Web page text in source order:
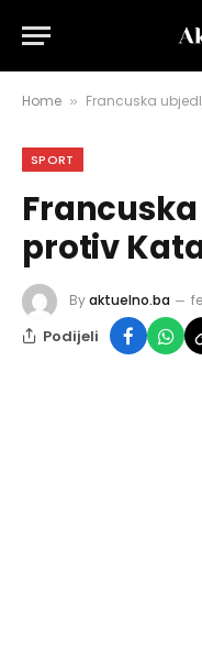
Home » Francuska
SPORT
protiv
Byaktuelno.ba
Podijeli